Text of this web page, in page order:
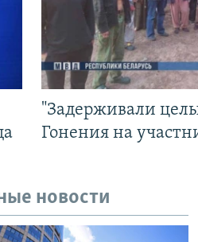
"Задерживали
Гонения на
новости